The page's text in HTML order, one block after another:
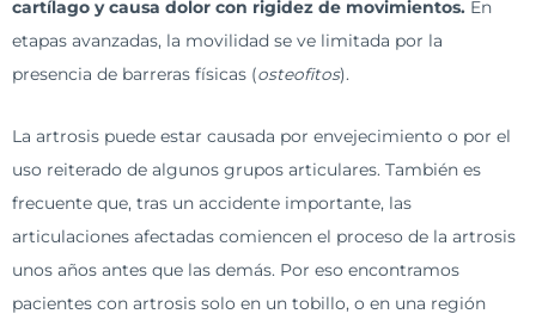
cartílago y causa dolor con rigidez de movimientos. En
etapas avanzadas, la movilidad se ve limitada por la
presencia de barreras físicas (osteofitos).
La artrosis puede estar causada por envejecimiento o por el
uso reiterado de algunos grupos articulares. También es
frecuente que, tras un accidente importante, las
articulaciones afectadas comiencen el proceso de la artrosis
unos años antes que las demás. Por eso encontramos
pacientes con artrosis solo en un tobillo, o en una región